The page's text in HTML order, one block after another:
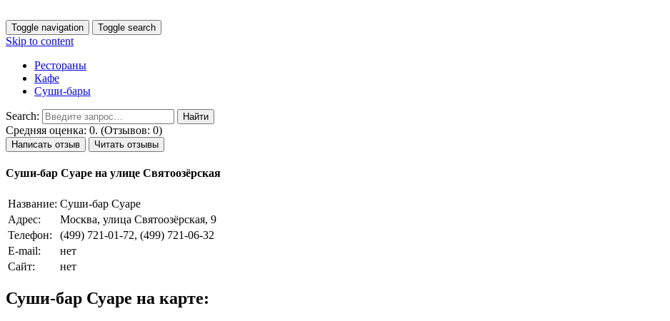
Toggle navigation Toggle search
Skip to content
Рестораны
Кафе
Суши-бары
Search:
Средняя оценка: 0. (Отзывов: 0)
Написать отзыв Читать отзывы
Суши-бар Суаре на улице Святоозёрская
Название: Суши-бар Суаре
Адрес:
Москва, улица Святоозёрская, 9
Телефон:
(499) 721-01-72, (499) 721-06-32
E-mail:
нет
Сайт:
нет
Суши-бар Суаре на карте: